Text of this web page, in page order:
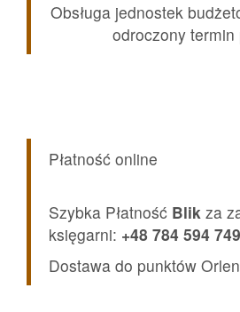
Obsługa jednostek
odroczony termin
Płatność online
Szybka Płatność Blik za
księgarni: +48 784 594 749
Dostawa do punktów